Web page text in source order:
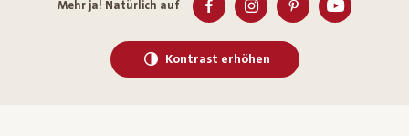
Mehr ja! Natürlich auf
Kontrast erhöhen